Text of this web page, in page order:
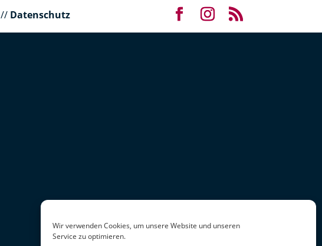
Wir verwenden Cookies, um unsere Website und unseren
Service zu optimieren.
// Datenschutz